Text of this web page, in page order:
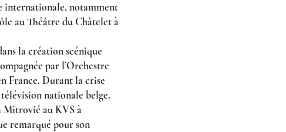
internationale, notamment
au Théâtre du Châtelet à
la création scénique
par l’Orchestre
France. Durant la crise
nationale belge.
Mitrović au KVS à
remarqué pour son